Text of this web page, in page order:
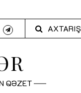
AXTARIŞ
QƏZET